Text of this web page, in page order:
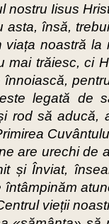
nostru Iisus
asta, însă,
noastră
mai trăiesc, ci
legată
rod să
are urechi de
și Înviat,
întâmpinăm
vieții